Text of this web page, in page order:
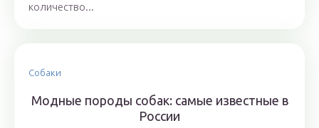
количество...
Собаки
Модные породы собак: самые известные в
России